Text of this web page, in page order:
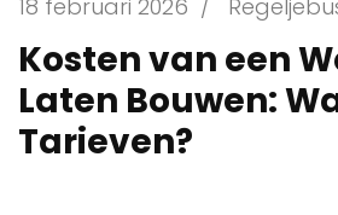
18 februari 2026 /
Kosten van een
Laten Bouwen:
Tarieven?